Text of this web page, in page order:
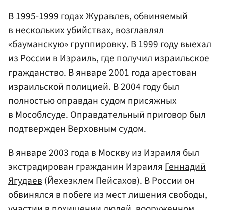
В 1995-1999 годах Журавлев, обвиняемый
в нескольких убийствах, возглавлял
«бауманскую» группировку. В 1999 году выехал
из России в Израиль, где получил израильское
гражданство. В январе 2001 года арестован
израильской полицией. В 2004 году был
полностью оправдан судом присяжных
в Мособлсуде. Оправдательный приговор был
подтвержден Верховным судом.
В январе 2003 года в Москву из Израиля был
экстрадирован гражданин ИзраиляГеннадий
Ягудаев(Йехезклем Пейсахов). В России он
обвинялся в побеге из мест лишения свободы,